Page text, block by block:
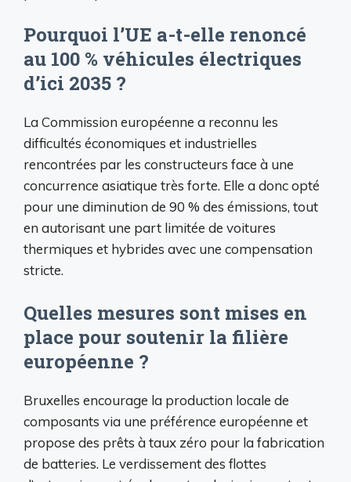
Pourquoi l’UE a-t-elle renoncé
au 100 % véhicules électriques
d’ici 2035 ?
La Commission européenne a reconnu les
difficultés économiques et industrielles
rencontrées par les constructeurs face à une
concurrence asiatique très forte. Elle a donc opté
pour une diminution de 90 % des émissions, tout
en autorisant une part limitée de voitures
thermiques et hybrides avec une compensation
stricte.
Quelles mesures sont mises en
place pour soutenir la filière
européenne ?
Bruxelles encourage la production locale de
composants via une préférence européenne et
propose des prêts à taux zéro pour la fabrication
de batteries. Le verdissement des flottes